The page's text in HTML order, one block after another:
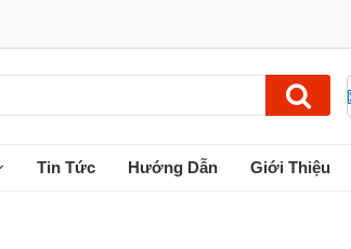
Tin Tức Hướng Dẫn Giới Thiệu